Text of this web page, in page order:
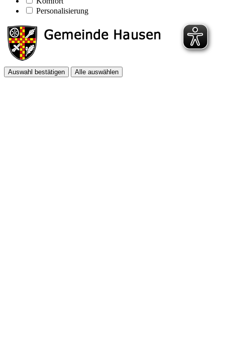
Personalisierung
Auswahl bestätigen Alle auswählen